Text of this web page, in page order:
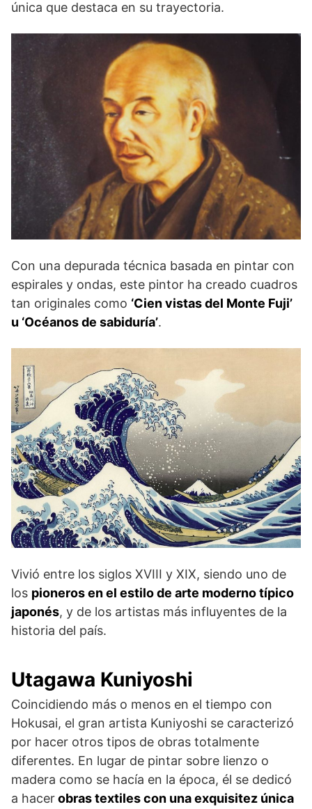
única que destaca en su trayectoria.
Con una depurada técnica basada en pintar con
espirales y ondas, este pintor ha creado cuadros
tan originales como ‘Cien vistas del Monte Fuji’
u ‘Océanos de sabiduría’.
Vivió entre los siglos XVIII y XIX, siendo uno de
los pioneros en el estilo de arte moderno típico
japonés, y de los artistas más influyentes de la
historia del país.
Utagawa Kuniyoshi
Coincidiendo más o menos en el tiempo con
Hokusai, el gran artista Kuniyoshi se caracterizó
por hacer otros tipos de obras totalmente
diferentes. En lugar de pintar sobre lienzo o
madera como se hacía en la época, él se dedicó
a hacerobras textiles con una exquisitez única